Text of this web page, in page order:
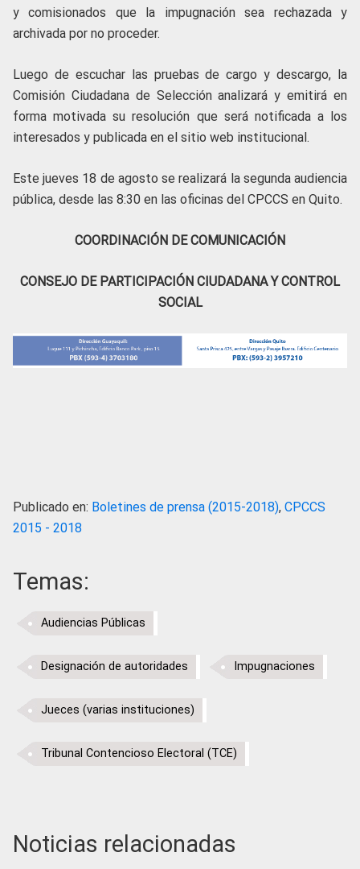
y comisionados que la impugnación sea rechazada y
archivada por no proceder.
Luego de escuchar las pruebas de cargo y descargo, la
Comisión Ciudadana de Selección analizará y emitirá en
forma motivada su resolución que será notificada a los
interesados y publicada en el sitio web institucional.
Este jueves 18 de agosto se realizará la segunda audiencia
pública, desde las 8:30 en las oficinas del CPCCS en Quito.
COORDINACIÓN DE COMUNICACIÓN
CONSEJO DE PARTICIPACIÓN CIUDADANA Y CONTROL
SOCIAL
Publicado en: Boletines de prensa (2015-2018), CPCCS
2015 - 2018
Temas:
Audiencias Públicas
Designación de autoridades Impugnaciones
Jueces (varias instituciones)
Tribunal Contencioso Electoral (TCE)
Noticias relacionadas